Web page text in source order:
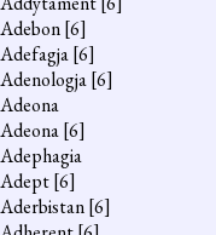
Adebon[6]
Adefagja[6]
Adenologja[6]
Adeona
Adeona[6]
Adephagia
Adept[6]
Aderbistan[6]